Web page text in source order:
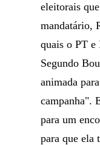
eleitorais
mandatário,
quais o PT e
Segundo
animada
campanha".
para um
para que ela